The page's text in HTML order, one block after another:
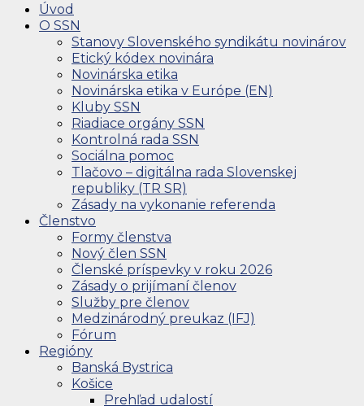
Úvod
O SSN
Stanovy Slovenského syndikátu novinárov
Etický kódex novinára
Novinárska etika
Novinárska etika v Európe (EN)
Kluby SSN
Riadiace orgány SSN
Kontrolná rada SSN
Sociálna pomoc
Tlačovo – digitálna rada Slovenskej
republiky (TR SR)
Zásady na vykonanie referenda
Členstvo
Formy členstva
Nový člen SSN
Členské príspevky v roku 2026
Zásady o prijímaní členov
Služby pre členov
Medzinárodný preukaz (IFJ)
Fórum
Regióny
Banská Bystrica
Košice
Prehľad udalostí